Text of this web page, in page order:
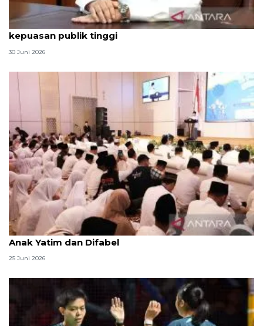
Qodari: Pemerintah tak puas diri meski tingkat
kepuasan publik tinggi
30 Juni 2026
Menag jadikan setiap 10 Muharam sebagai Lebaran
Anak Yatim dan Difabel
25 Juni 2026